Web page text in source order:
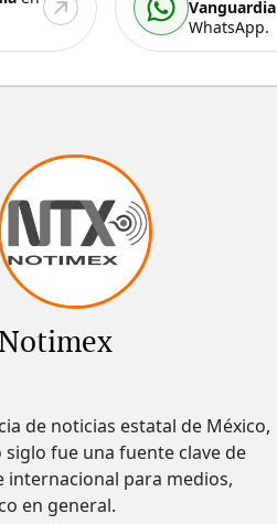
Vanguardia
WhatsApp.
de noticias estatal de México,
fue una fuente clave de
internacional para medios,
en general.